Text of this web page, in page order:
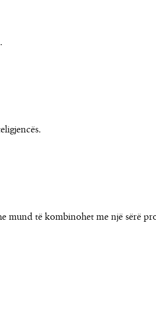
mund të kombinohet me një sërë